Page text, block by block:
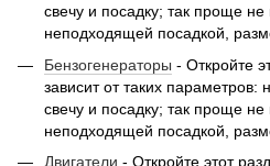
свечу и посадку; так проще не
неподходящей посадкой,
Бензогенераторы - Откройте
зависит от таких параметров:
свечу и посадку; так проще не
неподходящей посадкой,
Двигатели - Откройте этот